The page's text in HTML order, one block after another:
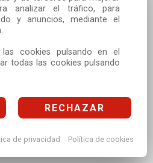
analizar el tráfico, para
y anuncios, mediante el
cookies pulsando en el
todas las cookies pulsando
RECHAZAR
de privacidad Política de cookies